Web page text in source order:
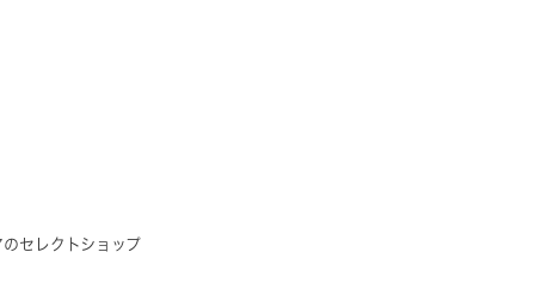
セレクトショップ